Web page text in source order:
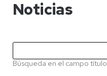
Noticias
Búsqueda en el campo título